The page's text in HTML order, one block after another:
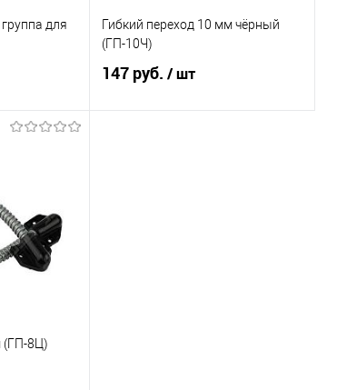
для
3
Гибкий переход 10 мм чёрный
(ГП-10Ч)
147 руб./ шт
(ГП-8Ц)